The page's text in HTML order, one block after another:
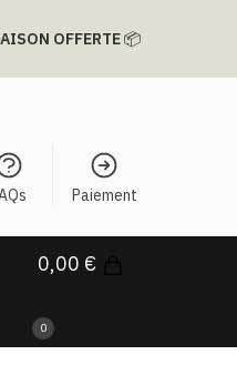
OFFERTE📦
Paiement
0,00 €
0